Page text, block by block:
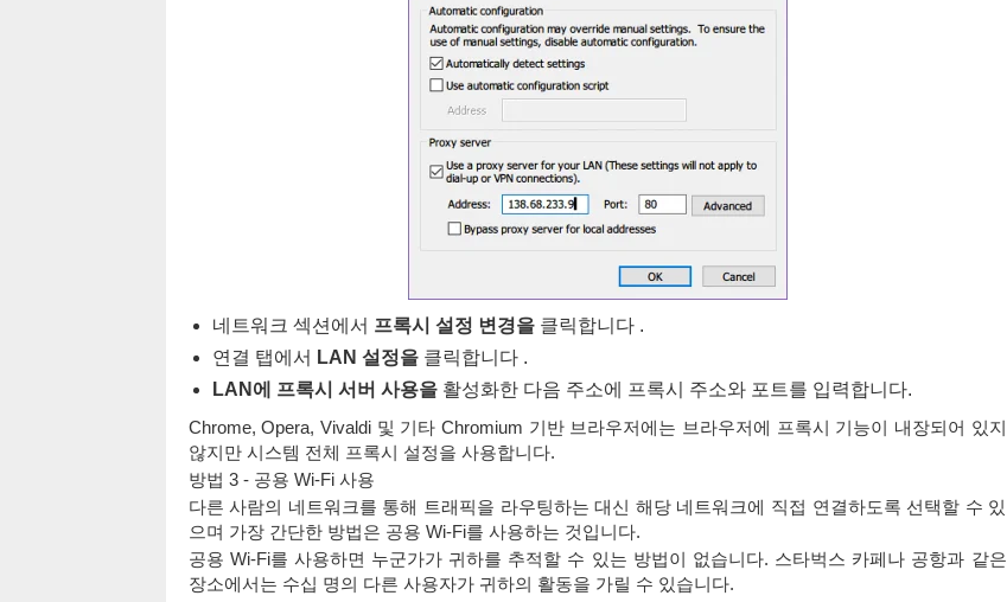
네트워크 섹션에서 프록시 설정 변경을클릭합니다 .
연결 탭에서 LAN 설정을클릭합니다 .
LAN에 프록시 서버 사용을활성화한 다음 주소에 프록시 주소와 포트를 입력합니다.
Chrome, Opera, Vivaldi 및 기타 Chromium 기반 브라우저에는 브라우저에 프록시 기능이 내장되어 있지
않지만 시스템 전체 프록시 설정을 사용합니다.
방법 3 - 공용 Wi-Fi 사용
다른 사람의 네트워크를 통해 트래픽을 라우팅하는 대신 해당 네트워크에 직접 연결하도록 선택할 수 있
으며 가장 간단한 방법은 공용 Wi-Fi를 사용하는 것입니다.
공용 Wi-Fi를 사용하면 누군가가 귀하를 추적할 수 있는 방법이 없습니다. 스타벅스 카페나 공항과 같은
장소에서는 수십 명의 다른 사용자가 귀하의 활동을 가릴 수 있습니다.